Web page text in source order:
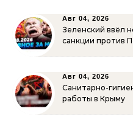
Авг 04, 2026
Зеленский ввёл
санкции против
Авг 04, 2026
Санитарно-
работы в Крыму